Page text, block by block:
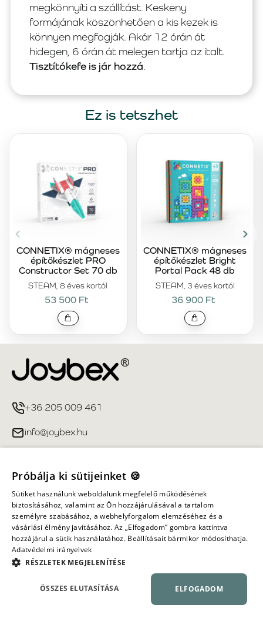
megkönnyíti a szállítást. Keskeny
formájának köszönhetően a kis kezek is
könnyen megfogják. Akár 12 órán át
hidegen, 6 órán át melegen tartja az italt.
Tisztítókefe is jár hozzá.
Ez is tetszhet
STEAM, 8 éves kortól
CONNETIX® mágneses
építőkészlet PRO
Constructor Set 70 db
53 500 Ft
STEAM, 3 éves kortól
CONNETIX® mágneses
építőkészlet Bright
Portal Pack 48 db
36 900 Ft
+36 205 009 461
info@joybex.hu
Fiókom
Információ
Minden jog fenntartva ©
Próbálja ki sütijeinket 🍪
Sütiket használunk weboldalunk megfelelő működésének
biztosításához, valamint az Ön hozzájárulásával a tartalom
személyre szabásához, a webhelyforgalom elemzéséhez és a
vásárlási élmény javításához. Az „Elfogadom” gombra kattintva
hozzájárul a sütik használatához. Beállításait bármikor módosíthatja.
Adatvédelmi irányelvek
RÉSZLETEK MEGJELENÍTÉSE
ELFOGADOM
ÖSSZES ELUTASÍTÁSA